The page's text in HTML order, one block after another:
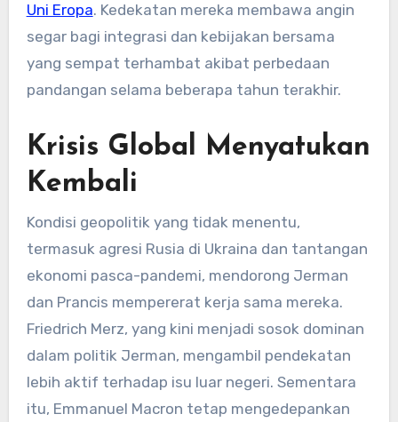
Uni Eropa. Kedekatan mereka membawa angin
segar bagi integrasi dan kebijakan bersama
yang sempat terhambat akibat perbedaan
pandangan selama beberapa tahun terakhir.
Krisis Global Menyatukan
Kembali
Kondisi geopolitik yang tidak menentu,
termasuk agresi Rusia di Ukraina dan tantangan
ekonomi pasca-pandemi, mendorong Jerman
dan Prancis mempererat kerja sama mereka.
Friedrich Merz, yang kini menjadi sosok dominan
dalam politik Jerman, mengambil pendekatan
lebih aktif terhadap isu luar negeri. Sementara
itu, Emmanuel Macron tetap mengedepankan